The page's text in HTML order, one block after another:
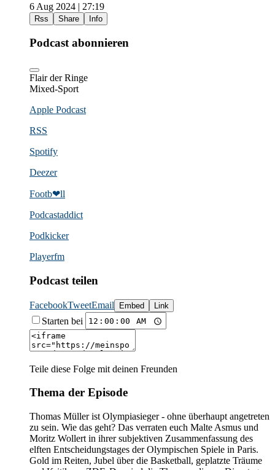
6 Aug 2024 | 27:19
Rss Share Info
Podcast abonnieren
Flair der Ringe
Mixed-Sport
Apple Podcast
RSS
Spotify
Deezer
Footb❤ll
Podcast­addict
Podkicker
Playerfm
Podcast teilen
FacebookTweetEmail Embed Link
Starten bei
Teile diese Folge mit deinen Freunden
Thema der Episode
Thomas Müller ist Olympiasieger - ohne überhaupt angetreten
zu sein. Wie das geht? Das verraten euch Malte Asmus und
Moritz Wollert in ihrer subjektiven Zusammenfassung des
elften Entscheidungstages der Olympischen Spiele in Paris.
Gold im Reiten, Jubel über die Basketball, geplatzte Träume